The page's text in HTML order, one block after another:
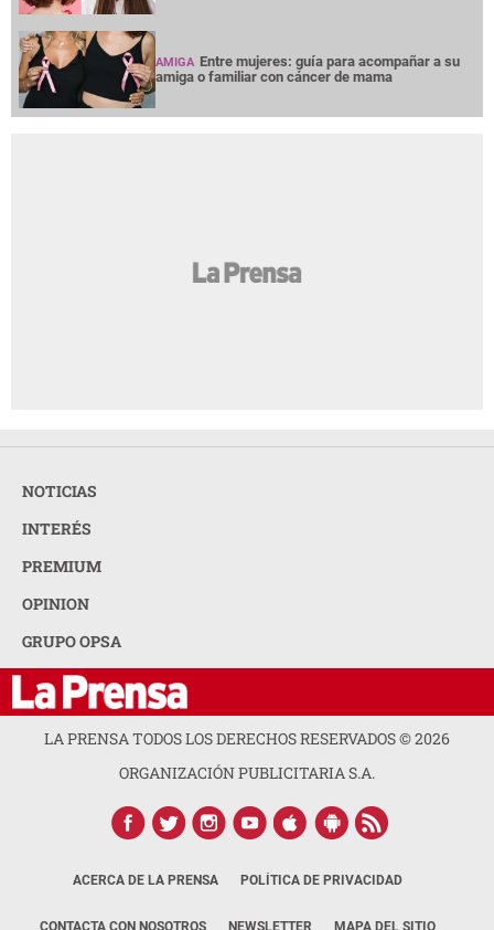
AMIGA Entre mujeres: guía para acompañar a su
amiga o familiar con cáncer de mama
NOTICIAS
INTERÉS
PREMIUM
OPINION
GRUPO OPSA
LA PRENSA TODOS LOS DERECHOS RESERVADOS ©2026
ORGANIZACIÓN PUBLICITARIA S.A.
ACERCA DE LA PRENSA POLÍTICA DE PRIVACIDAD
CONTACTA CON NOSOTROS NEWSLETTER MAPA DEL SITIO